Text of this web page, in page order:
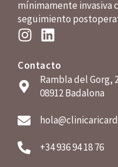
mínimamente invasiva
seguimiento
Contacto
Rambla del Gorg,
08912 Badalona
+34 936 94 18 76